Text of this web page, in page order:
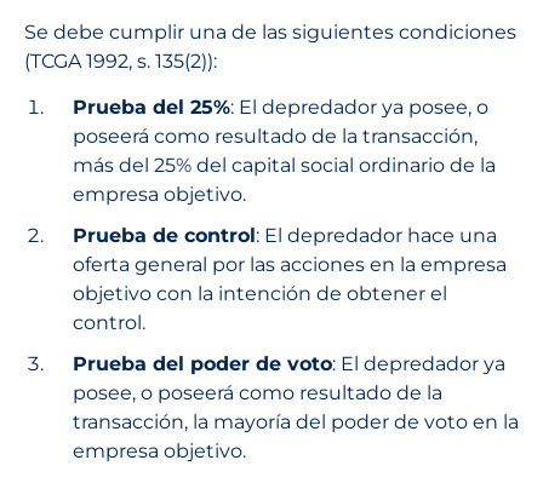
Se debe cumplir una de las siguientes condiciones
(TCGA 1992, s. 135(2)):
Prueba del 25%: El depredador ya posee, o
poseerá como resultado de la transacción,
más del 25% del capital social ordinario de la
empresa objetivo.
Prueba de control: El depredador hace una
oferta general por las acciones en la empresa
objetivo con la intención de obtener el
control.
Prueba del poder de voto: El depredador ya
posee, o poseerá como resultado de la
transacción, la mayoría del poder de voto en la
empresa objetivo.